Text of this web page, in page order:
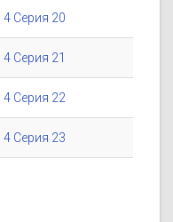
Серия 20
Серия 21
4 Серия 22
Серия 23